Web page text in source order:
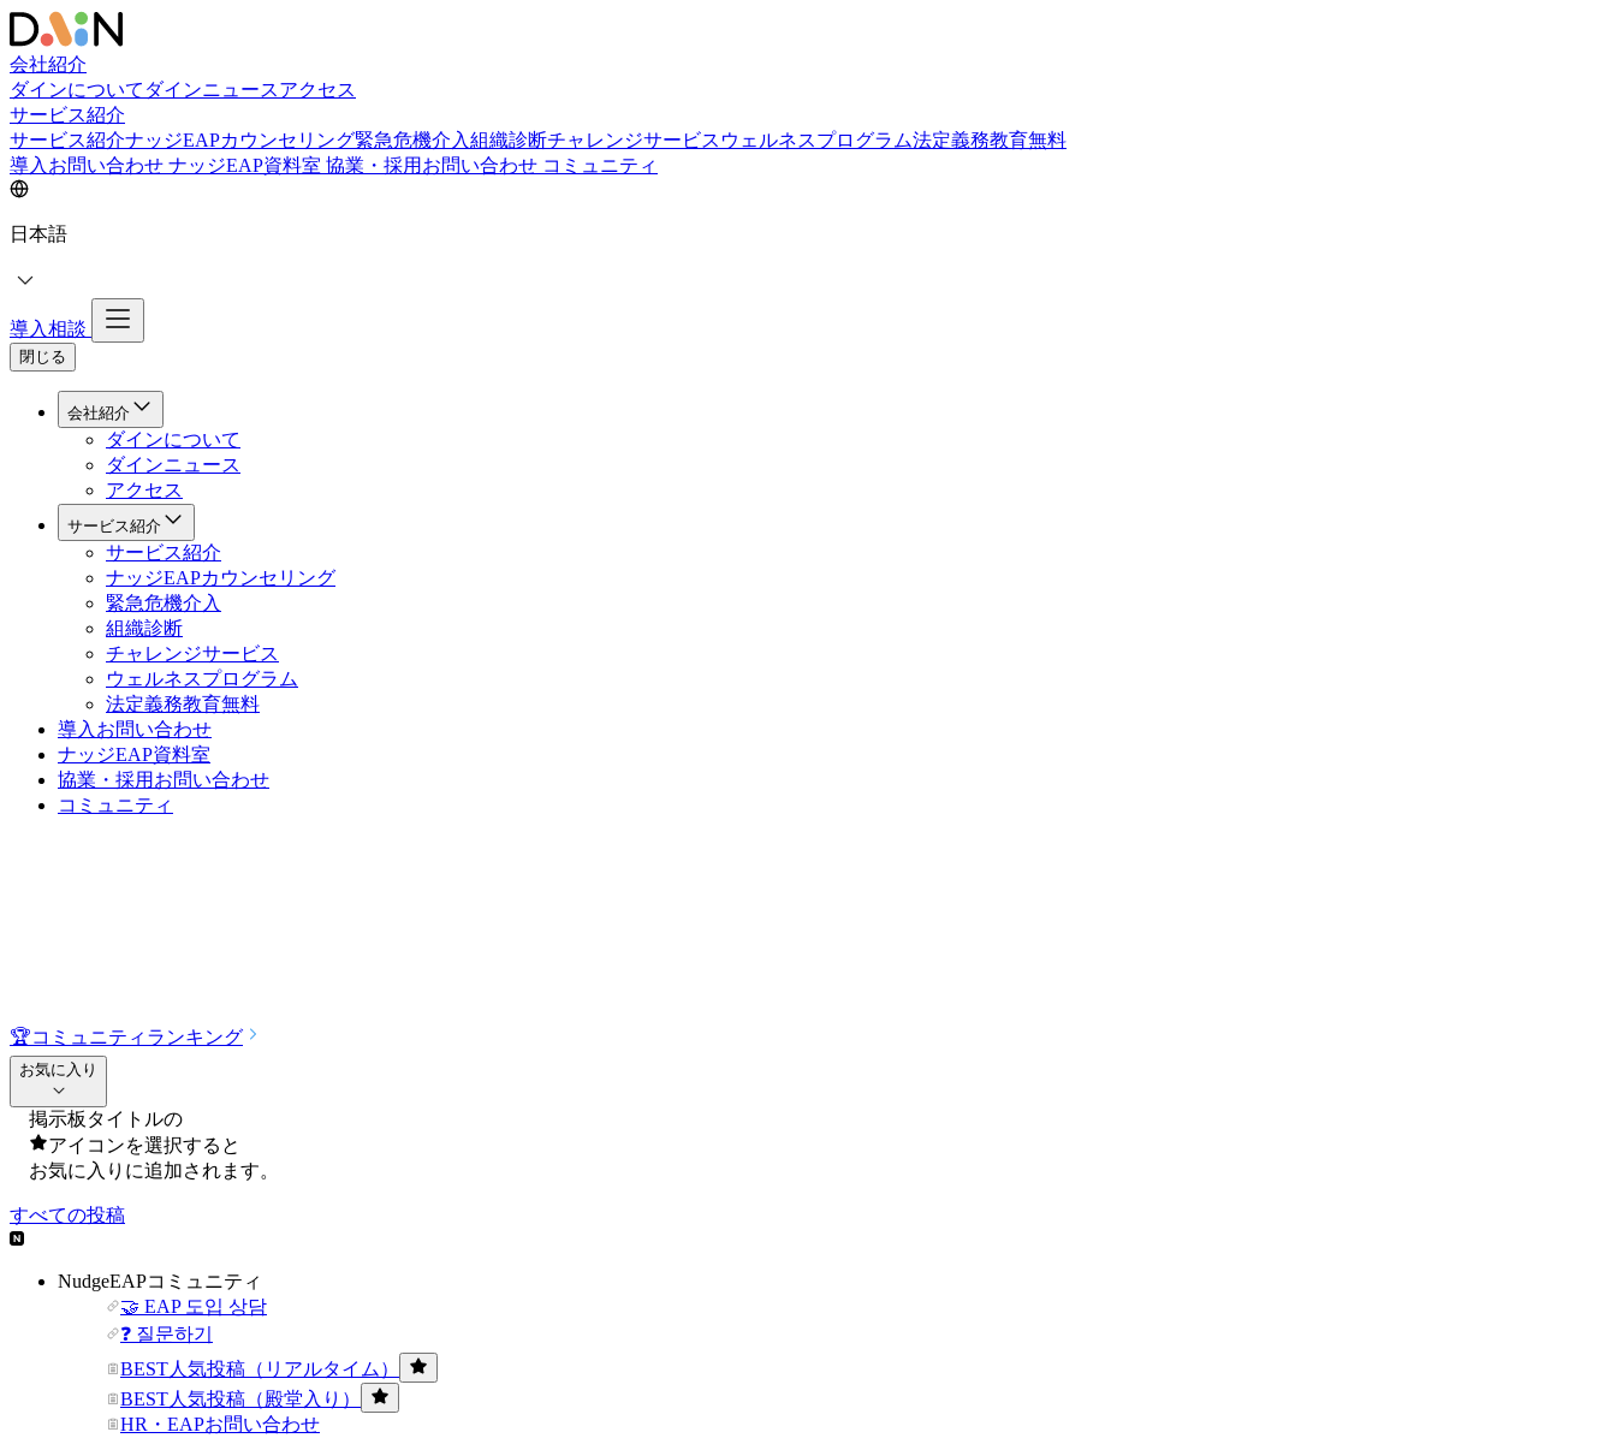
会社紹介
ダインについて ダインニュースアクセス
サービス紹介
サービス紹介ナッジEAPカウンセリング緊急危機介入組織診断チャレンジサービス ウェルネスプログラム法定義務教育無料
導入お問い合わせ ナッジEAP資料室 協業・採用お問い合わせ コミュニティ
日本語
導入相談
閉じる
会社紹介
ダインについて
ダインニュース
アクセス
サービス紹介
サービス紹介
ナッジEAPカウンセリング
緊急危機介入
組織診断
チャレンジサービス
ウェルネスプログラム
法定義務教育無料
導入お問い合わせ
ナッジEAP資料室
協業・採用お問い合わせ
コミュニティ
🏆コミュニティランキング
お気に入り
掲示板タイトルの
アイコンを選択すると
お気に入りに追加されます。
すべての投稿
NudgeEAPコミュニティ
🤝 EAP 도입 상담
❓ 질문하기
BEST人気投稿（リアルタイム）
BEST人気投稿（殿堂入り）
HR・EAPお問い合わせ